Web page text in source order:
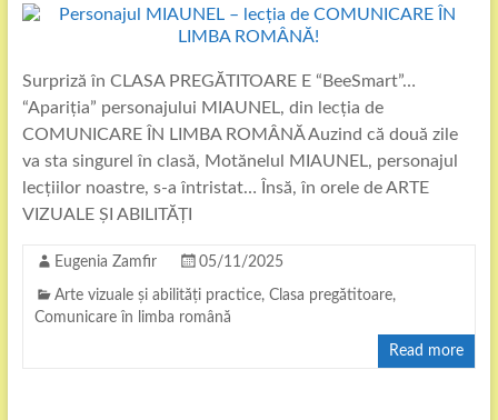
Surpriză în CLASA PREGĂTITOARE E “BeeSmart”…
“Apariția” personajului MIAUNEL, din lecția de
COMUNICARE ÎN LIMBA ROMÂNĂ Auzind că două zile
va sta singurel în clasă, Motănelul MIAUNEL, personajul
lecțiilor noastre, s-a întristat… Însă, în orele de ARTE
VIZUALE ȘI ABILITĂȚI
Eugenia Zamfir 05/11/2025
Arte vizuale și abilități practice, Clasa pregătitoare,
Comunicare în limba română
Read more